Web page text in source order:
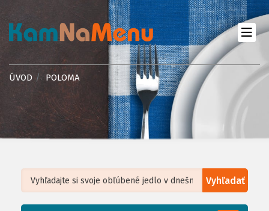
ÚVOD POLOMA
Vyhľadať
Leaflet| ©OpenStreetMap, Tiles courtesy ofHumanitarian OpenStreetMap